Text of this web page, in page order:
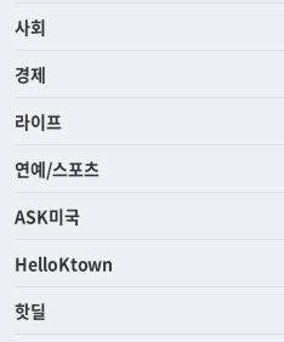
사회
경제
라이프
연예/스포츠
ASK미국
HelloKtown
핫딜